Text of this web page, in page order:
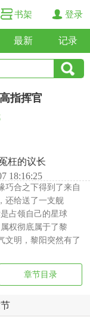
书架 登录
最新 记录
指挥官
枉的议长
18:16:25
巧合之下得到了来自
还给送了一支舰
占领自己的星球
权彻底属于了黎
文明，黎阳突然有了
章节目录